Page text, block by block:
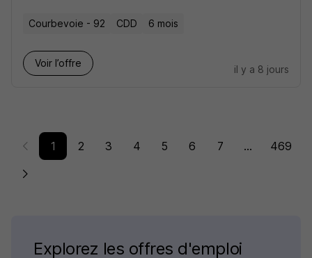
Courbevoie - 92 CDD 6 mois
Voir l’offre
il y a 8 jours
1 2 3 4 5 6 7 ... 469
Explorez les offres d'emploi